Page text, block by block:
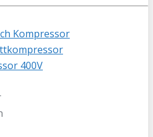
Kompressor
400V